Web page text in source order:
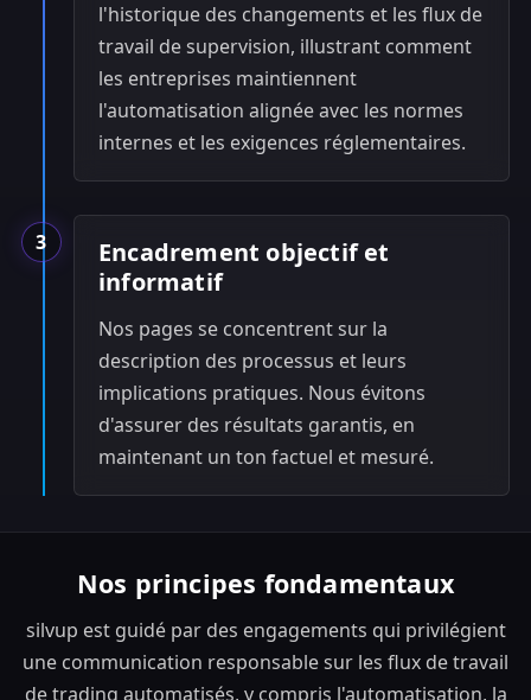
l'historique des changements et les flux de
travail de supervision, illustrant comment
les entreprises maintiennent
l'automatisation alignée avec les normes
internes et les exigences réglementaires.
3
Encadrement objectif et
informatif
Nos pages se concentrent sur la
description des processus et leurs
implications pratiques. Nous évitons
d'assurer des résultats garantis, en
maintenant un ton factuel et mesuré.
Nos principes fondamentaux
silvup est guidé par des engagements qui privilégient
une communication responsable sur les flux de travail
de trading automatisés, y compris l'automatisation, la